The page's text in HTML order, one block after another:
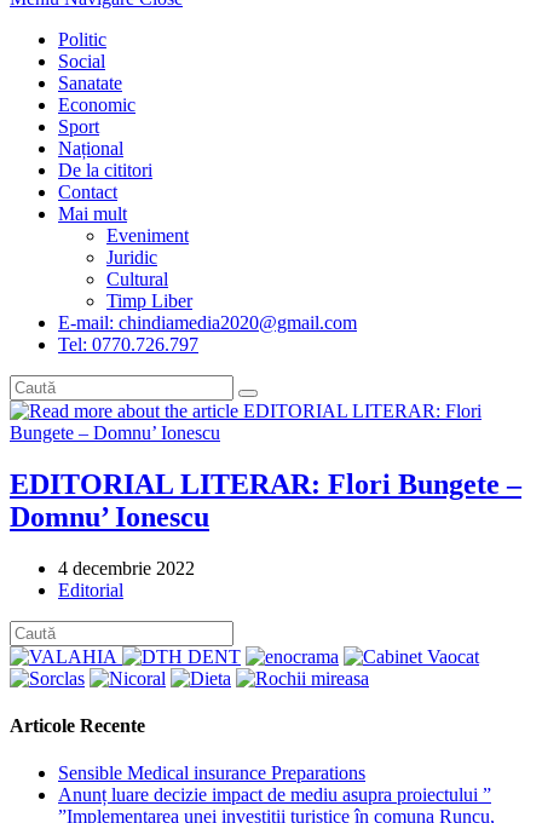
Politic
Social
Sanatate
Economic
Sport
Național
De la cititori
Contact
Mai mult
Eveniment
Juridic
Cultural
Timp Liber
E-mail: chindiamedia2020@gmail.com
Tel: 0770.726.797
EDITORIAL LITERAR: Flori Bungete –
Domnu’ Ionescu
Post
published:
4 decembrie 2022
Post
Editorial
Articole Recente
Sensible Medical insurance Preparations
Anunț luare decizie impact de mediu asupra proiectului ”
”Implementarea unei investiții turistice în comuna Runcu,